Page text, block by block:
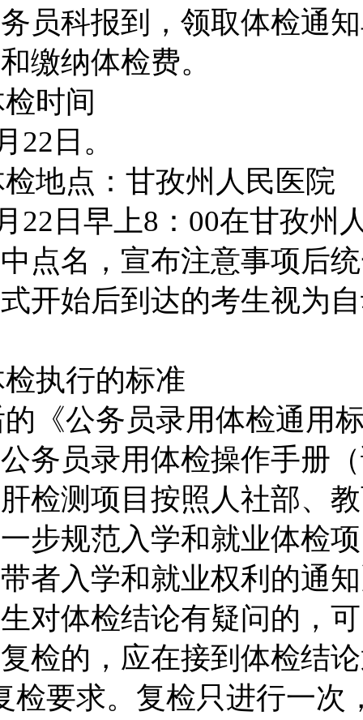
员科报到，领取体检通
缴纳体检费。
时间
22 日。
地点：甘孜州人民医院
22 日早上8 ： 00在甘孜州
点名，宣布注意事项后
开始后到达的考生视为
执行的标准
《公务员录用体检通用
务员录用体检操作手册
检测项目按照人社部、
步规范入学和就业体检
者入学和就业权利的通
对体检结论有疑问的，
检的，应在接到体检结
检要求。复检只进行一次